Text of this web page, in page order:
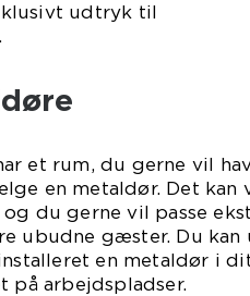
udtryk til
et rum, du gerne vil
en metaldør. Det
og du gerne vil passe
ubudne gæster. Du
en metaldør i
på arbejdspladser.